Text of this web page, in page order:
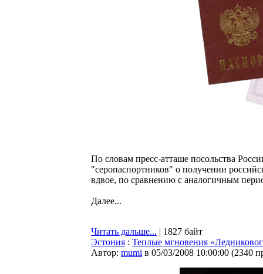
По словам пресс-атташе посольства
"серопаспортников" о получении
вдвое, по сравнению с аналогичным
Далее...
Читать дальше... | 1827 байт
Эстония : Теплые мгновения
Автор: mumi в 05/03/2008 10:00:00 (2340